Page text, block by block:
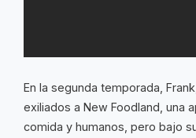
En la segunda temporada,
exiliados a New Foodland, una
comida y humanos, pero bajo